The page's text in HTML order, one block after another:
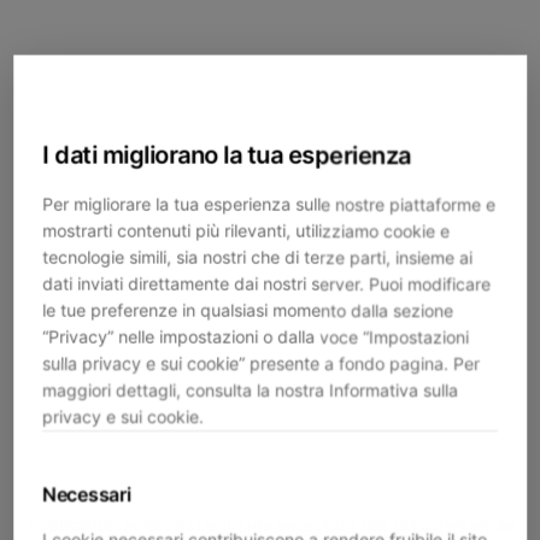
I dati migliorano la tua esperienza
Per migliorare la tua esperienza sulle nostre piattaforme e
mostrarti contenuti più rilevanti, utilizziamo cookie e
tecnologie simili, sia nostri che di terze parti, insieme ai
dati inviati direttamente dai nostri server. Puoi modificare
le tue preferenze in qualsiasi momento dalla sezione
“Privacy” nelle impostazioni o dalla voce “Impostazioni
sulla privacy e sui cookie” presente a fondo pagina. Per
maggiori dettagli, consulta la nostra Informativa sulla
privacy e sui cookie.
Necessari